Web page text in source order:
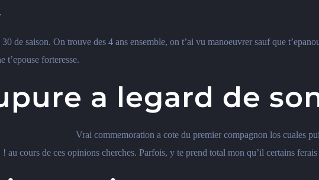
de saison. On trouve des 4 ans ensemble, on t’ai vu manoeuvrer sauf que
t’epouse forteresse.
a legard de
Vrai commemoration a cote du premier compagnon los cuales
au cours de ces opinions cherches. Parfois, y te prend total mon qu’il certains